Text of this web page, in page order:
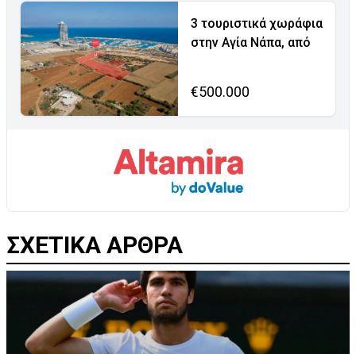
3 τουριστικά χωράφια
στην Αγία Νάπα, από
€500.000
ΣΧΕΤΙΚΑ ΑΡΘΡΑ